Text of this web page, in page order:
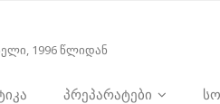
1996 წლიდან
პრეპარატები